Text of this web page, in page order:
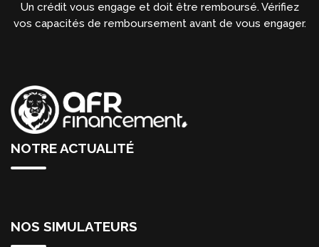
Un crédit vous engage et doit être remboursé. Vérifiez
vos capacités de remboursement avant de vous engager.
NOTRE ACTUALITÉ
NOS SIMULATEURS